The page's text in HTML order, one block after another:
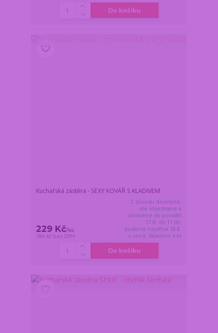
Do košíku
Kuchařská zástěra - SEXY KOVÁŘ S KLADIVEM
229 Kč/ks
189 Kč bez DPH
Z důvodu dovolené,
vše objednané a
uhrazené do pondělí
17.8. do 11:00,
dodáme nejdříve 18.8.
v úterý. Skladem 4 ks
Do košíku